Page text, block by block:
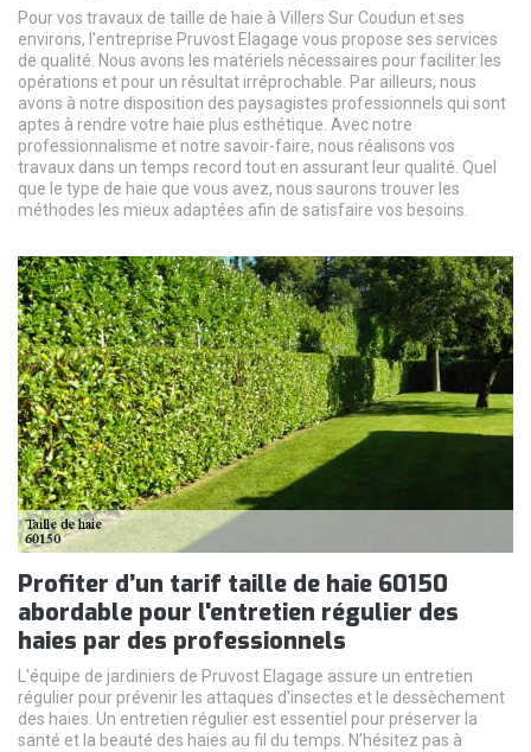
Pour vos travaux de taille de haie à Villers Sur Coudun et ses
environs, l'entreprise Pruvost Elagage vous propose ses services
de qualité. Nous avons les matériels nécessaires pour faciliter les
opérations et pour un résultat irréprochable. Par ailleurs, nous
avons à notre disposition des paysagistes professionnels qui sont
aptes à rendre votre haie plus esthétique. Avec notre
professionnalisme et notre savoir-faire, nous réalisons vos
travaux dans un temps record tout en assurant leur qualité. Quel
que le type de haie que vous avez, nous saurons trouver les
méthodes les mieux adaptées afin de satisfaire vos besoins.
Profiter d’un tarif taille de haie 60150
abordable pour l'entretien régulier des
haies par des professionnels
L'équipe de jardiniers de Pruvost Elagage assure un entretien
régulier pour prévenir les attaques d'insectes et le dessèchement
des haies. Un entretien régulier est essentiel pour préserver la
santé et la beauté des haies au fil du temps. N’hésitez pas à